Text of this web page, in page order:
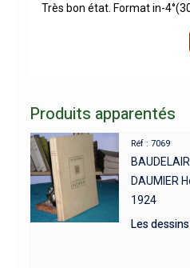
Très bon état. Format in-
Produits apparentés
Réf : 7069
DAUMIER
1924
Les